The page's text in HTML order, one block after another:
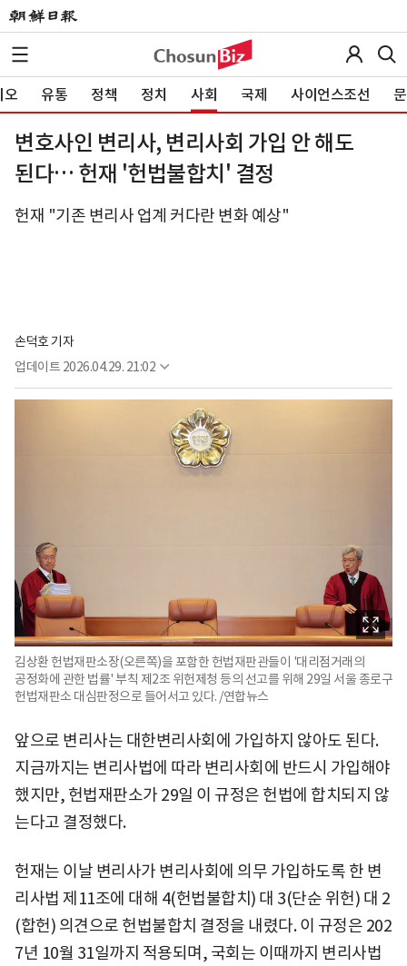
오 유통 정책 정치 사회 국제 사이언스조선
변호사인 변리사, 변리사회 가입 안 해도
된다… 헌재 '헌법불합치' 결정
헌재 "기존 변리사 업계 커다란 변화 예상"
손덕호 기자
업데이트 2026.04.29. 21:02
김상환 헌법재판소장(오른쪽)을 포함한 헌법재판관들이 '대리점거래의
공정화에 관한 법률' 부칙 제2조 위헌제청 등의 선고를 위해 29일 서울 종로구
헌법재판소 대심판정으로 들어서고 있다. /연합뉴스
앞으로 변리사는 대한변리사회에 가입하지 않아도 된다.
지금까지는 변리사법에 따라 변리사회에 반드시 가입해야
했지만, 헌법재판소가 29일 이 규정은 헌법에 합치되지 않
는다고 결정했다.
헌재는 이날 변리사가 변리사회에 의무 가입하도록 한 변
리사법 제11조에 대해 4(헌법불합치) 대 3(단순 위헌) 대 2
(합헌) 의견으로 헌법불합치 결정을 내렸다. 이 규정은 202
7년 10월 31일까지 적용되며, 국회는 이때까지 변리사법